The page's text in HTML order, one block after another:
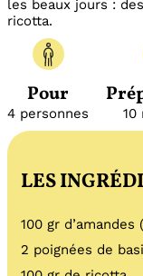
les beaux jours :
ricotta.
Pour
4 personnes 10
LES
100 gr
2 poignées de